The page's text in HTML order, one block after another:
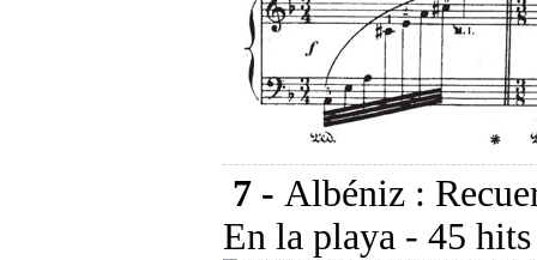
7 - Albéniz :
En la playa - 45